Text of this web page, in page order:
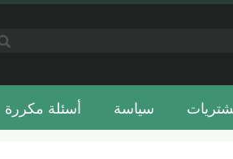
سياسة أسئلة مكررة